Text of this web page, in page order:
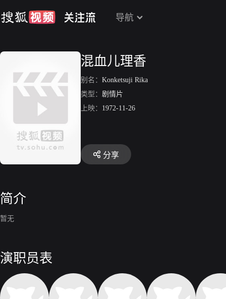
导航
混血儿理香
别名： Konketsuji Rika
类型： 剧情片
上映： 1972-11-26
分享
简介
暂无
演职员表